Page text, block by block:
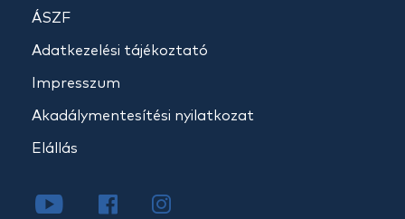
ÁSZF
Adatkezelési tájékoztató
Impresszum
Akadálymentesítési nyilatkozat
Elállás